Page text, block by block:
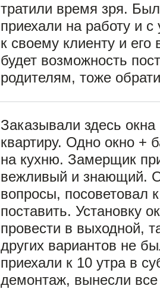
тратили время зря.
приехали на работу и
к своему клиенту и его
будет возможность
родителям, тоже
Заказывали здесь
квартиру. Одно окно +
на кухню. Замерщик
вежливый и знающий.
вопросы, посоветовал
поставить. Установку
провести в выходной,
других вариантов не
приехали к 10 утра в
демонтаж, вынесли